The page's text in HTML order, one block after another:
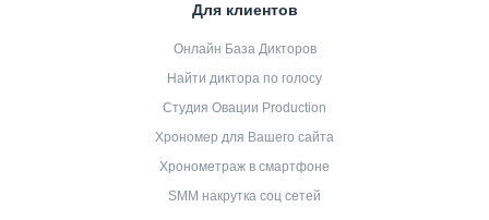
Для клиентов
Онлайн База Дикторов
Найти диктора по голосу
Студия Овации Production
Хрономер для Вашего сайта
Хронометраж в смартфоне
SMM накрутка соц сетей